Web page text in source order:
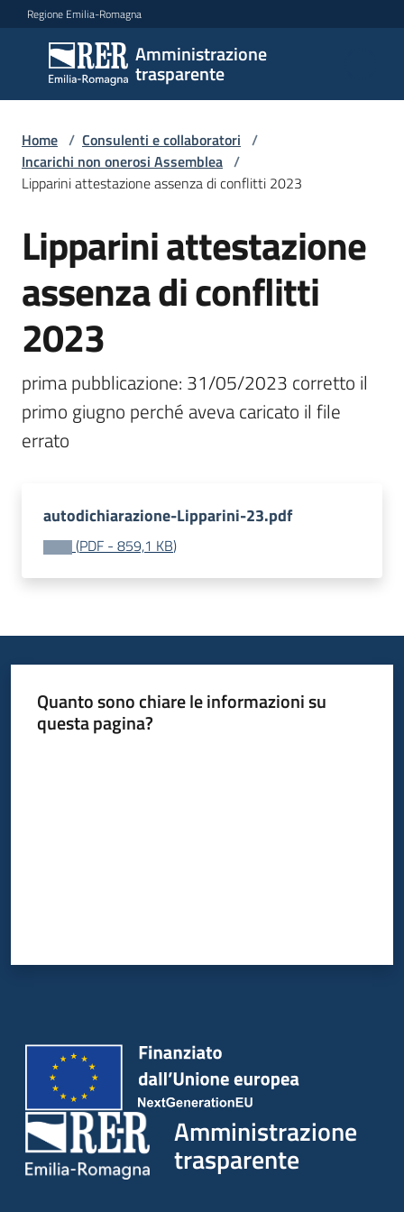
Vai al contenuto
Vai alla navigazione
Vai al footer
Regione Emilia-Romagna
Amministrazione
trasparente
Amministrazione
trasparente
Sottosezioni
Accesso
Home / Consulenti e collaboratori /
Incarichi non onerosi Assemblea /
Lipparini attestazione assenza di conflitti 2023
Lipparini attestazione
assenza di conflitti
2023
prima pubblicazione: 31/05/2023 corretto il
primo giugno perché aveva caricato il file
errato
autodichiarazione-Lipparini-23.pdf
(PDF - 859,1 KB)
Quanto sono chiare le informazioni su
questa pagina?
Amministrazione
trasparente